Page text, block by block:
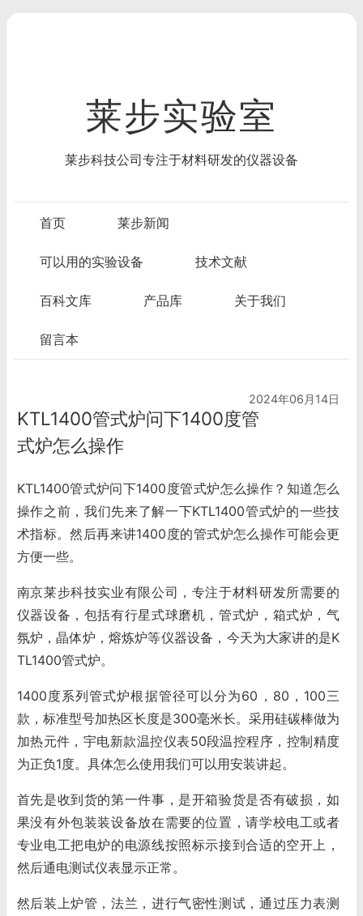
莱步实验室
莱步科技公司专注于材料研发的仪器设备
首页 莱步新闻
可以用的实验设备 技术文献
百科文库 产品库 关于我们
留言本
2024年06月14日
KTL1400管式炉问下1400度管
式炉怎么操作
KTL1400管式炉问下1400度管式炉怎么操作？知道怎么
操作之前，我们先来了解一下KTL1400管式炉的一些技
术指标。然后再来讲1400度的管式炉怎么操作可能会更
方便一些。
南京莱步科技实业有限公司，专注于材料研发所需要的
仪器设备，包括有行星式球磨机，管式炉 ，箱式炉，气
氛炉，晶体炉，熔炼炉等仪器设备，今天为大家讲的是K
TL1400管式炉。
1400度系列管式炉根据管径可以分为60，80，100三
款，标准型号加热区长度是300毫米长。采用硅碳棒做为
加热元件，宇电新款温控仪表50段温控程序，控制精度
为正负1度。具体怎么使用我们可以用安装讲起。
首先是收到货的第一件事，是开箱验货是否有破损，如
果没有外包装装设备放在需要的位置，请学校电工或者
专业电工把电炉的电源线按照标示接到合适的空开上，
然后通电测试仪表显示正常。
然后装上炉管，法兰，进行气密性测试，通过压力表测